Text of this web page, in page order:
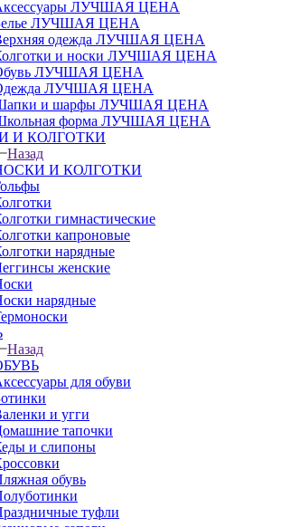
ЛУЧШАЯ ЦЕНА
ЛУЧШАЯ ЦЕНА
одежда ЛУЧШАЯ ЦЕНА
и носки ЛУЧШАЯ ЦЕНА
ЛУЧШАЯ ЦЕНА
ЛУЧШАЯ ЦЕНА
и шарфы ЛУЧШАЯ ЦЕНА
форма ЛУЧШАЯ ЦЕНА
И КОЛГОТКИ
Назад
И КОЛГОТКИ
гимнастические
капроновые
нарядные
женские
нарядные
Назад
для обуви
и угги
тапочки
и слипоны
обувь
туфли